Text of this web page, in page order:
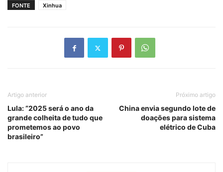
FONTE Xinhua
Artigo anterior
Lula: “2025 será o ano da
grande colheita de tudo que
prometemos ao povo
brasileiro”
Próximo artigo
China envia segundo lote de
doações para sistema
elétrico de Cuba